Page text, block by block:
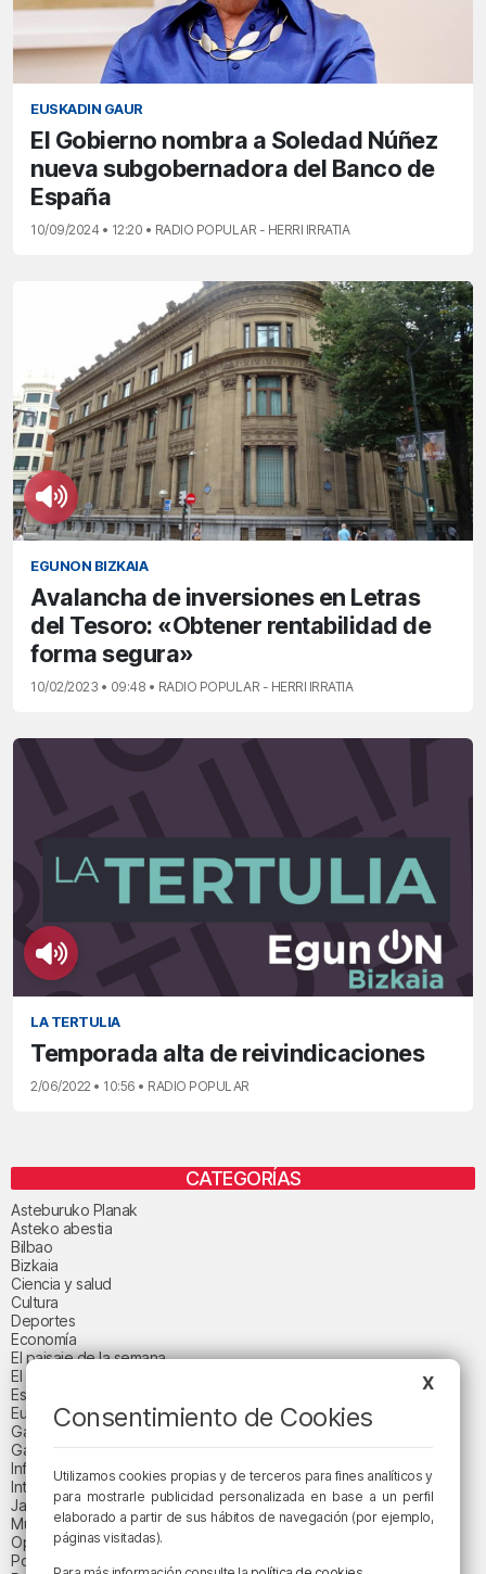
EUSKADIN GAUR
El Gobierno nombra a Soledad Núñez
nueva subgobernadora del Banco de
España
10/09/2024 • 12:20 • RADIO POPULAR - HERRI IRRATIA
EGUNON BIZKAIA
Avalancha de inversiones en Letras
del Tesoro: «Obtener rentabilidad de
forma segura»
10/02/2023 • 09:48 • RADIO POPULAR - HERRI IRRATIA
LA TERTULIA
Temporada alta de reivindicaciones
2/06/2022 • 10:56 • RADIO POPULAR
CATEGORÍAS
Asteburuko Planak
Asteko abestia
Bilbao
Bizkaia
Ciencia y salud
Cultura
Deportes
Economía
El paisaje de la semana
El paisaje del día
Espacio patrocinado
Euskadi
Gastronomía
Gaurko abestia
Informativos
Internacional
Jaialdi 2025
Música
Opinión
Política
X
Consentimiento de Cookies
Utilizamos cookies propias y de terceros para fines analíticos y
para mostrarle publicidad personalizada en base a un perfil
elaborado a partir de sus hábitos de navegación (por ejemplo,
páginas visitadas).